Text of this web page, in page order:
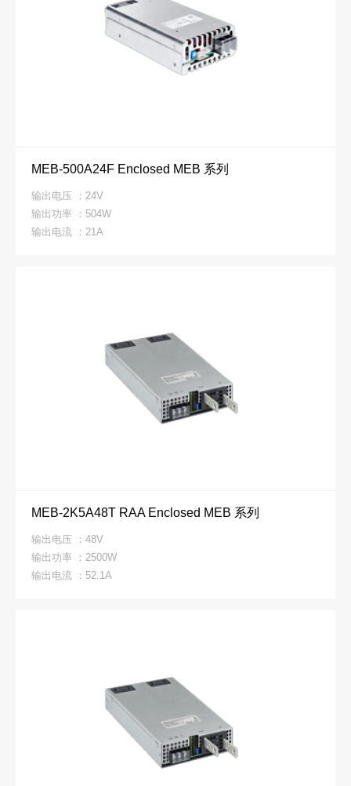
MEB-500A24F Enclosed MEB 系列
输出电压 ：24V
输出功率 ：504W
输出电流 ：21A
MEB-2K5A48T RAA Enclosed MEB 系列
输出电压 ：48V
输出功率 ：2500W
输出电流 ：52.1A